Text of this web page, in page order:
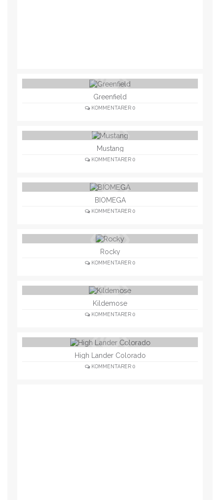
Greenfield
KOMMENTARER 0
Mustang
KOMMENTARER 0
BIOMEGA
KOMMENTARER 0
Rocky
KOMMENTARER 0
Kildemose
KOMMENTARER 0
High Lander Colorado
KOMMENTARER 0